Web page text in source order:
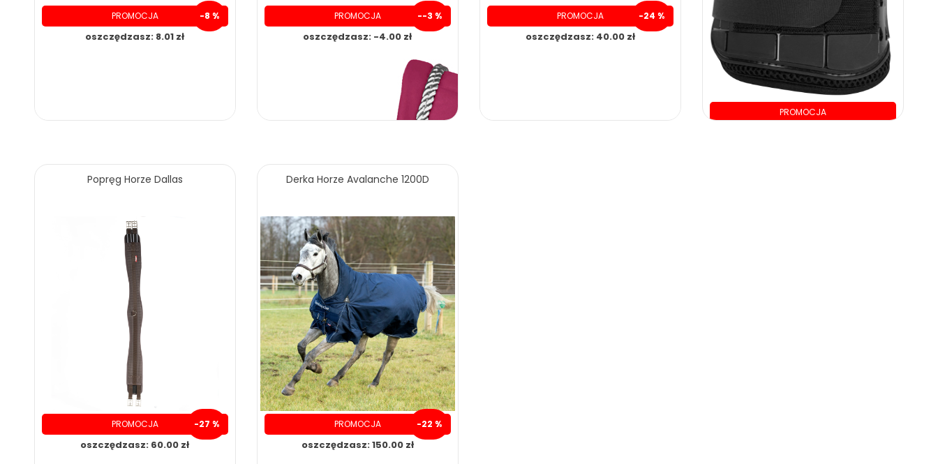
PROMOCJA -8 %
oszczędzasz: 8.01 zł
PROMOCJA --3 %
oszczędzasz: -4.00 zł
PROMOCJA -24 %
oszczędzasz: 40.00 zł
PROMOCJA
Popręg Horze Dallas
PROMOCJA -27 %
oszczędzasz: 60.00 zł
Derka Horze Avalanche 1200D
PROMOCJA -22 %
oszczędzasz: 150.00 zł